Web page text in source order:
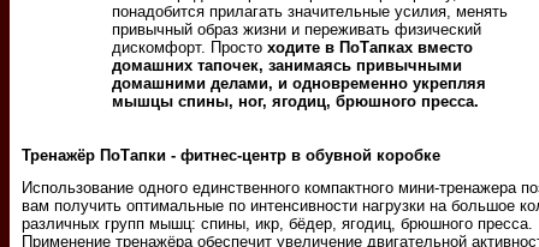
понадобится прилагать значительные усилия, менять
привычный образ жизни и переживать физический
дискомфорт. Просто ходите в ПоТапках вместо
домашних тапочек, занимаясь привычными
домашними делами, и одновременно укрепляя
мышцы спины, ног, ягодиц, брюшного пресса.
Тренажёр ПоТапки - фитнес-центр в обувной коробке
Использование одного единственного компактного мини-тренажера
вам получить оптимальные по интенсивности нагрузки на большое
различных групп мышц: спины, икр, бёдер, ягодиц, брюшного пресса.
Применение тренажёра обеспечит увеличение двигательной